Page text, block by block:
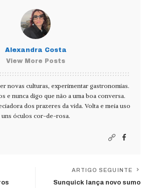
Alexandra Costa
View More Posts
novas culturas, experimentar gastronomias.
e nunca digo que não a uma boa conversa.
dos prazeres da vida. Volta e meia uso
uns óculos cor-de-rosa.
ARTIGO SEGUINTE
Sunquick lança novo sumo